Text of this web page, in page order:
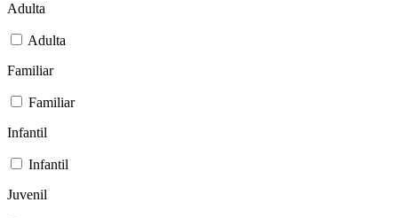
Adulta
Adulta
Familiar
Familiar
Infantil
Infantil
Juvenil